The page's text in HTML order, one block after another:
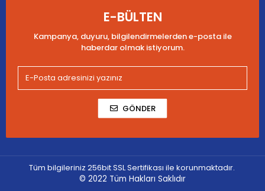
E-BÜLTEN
Kampanya, duyuru, bilgilendirmelerden e-posta ile
haberdar olmak istiyorum.
GÖNDER
Tüm bilgileriniz 256bit SSL Sertifikası ile korunmaktadır.
© 2022 Tüm Hakları Saklıdır